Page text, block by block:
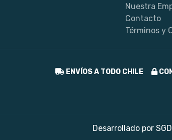
Nuestra
Contacto
Términos y
ENVÍOS A TODO CHILE
Desarrollado por